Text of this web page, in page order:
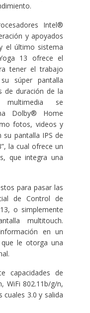
Intel®
y apoyados
el último sistema
13 ofrece el
tener el trabajo
súper pantalla
de duración de la
multimedia se
Dolby® Home
fotos, videos y
pantalla IPS de
la cual ofrece un
que integra una
para pasar las
de Control de
o simplemente
multitouch.
en un
le otorga una
capacidades de
WiFi 802.11b/g/n,
3.0 y salida